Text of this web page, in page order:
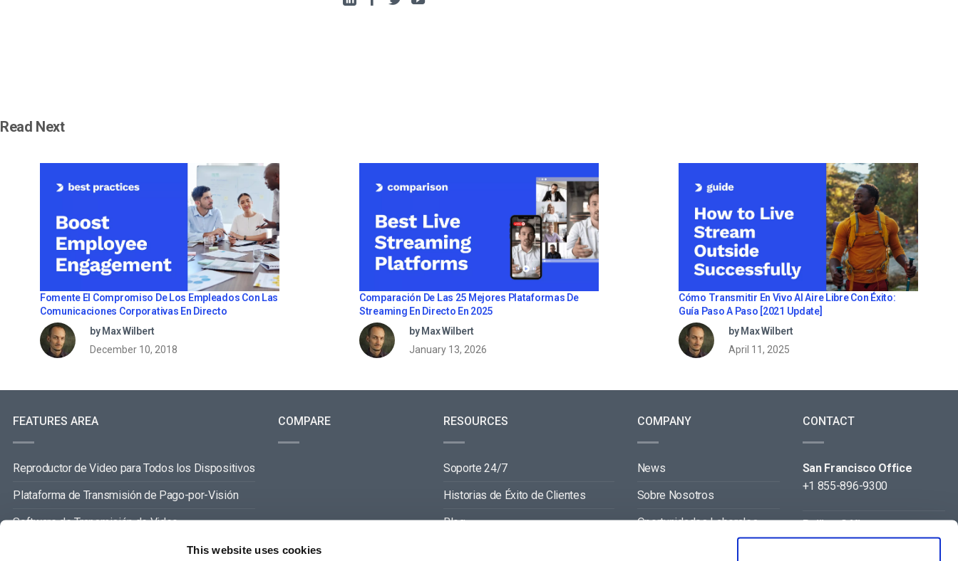
This website uses cookies
Read Next
Fomente El Compromiso De Los Empleados Con Las
Comunicaciones Corporativas En Directo
by Max Wilbert
December 10, 2018
Comparación De Las 25 Mejores Plataformas De
Streaming En Directo En 2025
by Max Wilbert
January 13, 2026
Cómo Transmitir En Vivo Al Aire Libre Con Éxito:
Guía Paso A Paso [2021 Update]
by Max Wilbert
April 11, 2025
FEATURES AREA
Reproductor de Video para Todos los Dispositivos
Plataforma de Transmisión de Pago-por-Visión
Software de Transmisión de Video
COMPARE RESOURCES
Soporte 24/7
Historias de Éxito de Clientes
Blog
COMPANY
News
Sobre Nosotros
Oportunidades Laborales
CONTACT
San Francisco Office
+1 855-896-9300
Beijing Office
+86 105-123-5043